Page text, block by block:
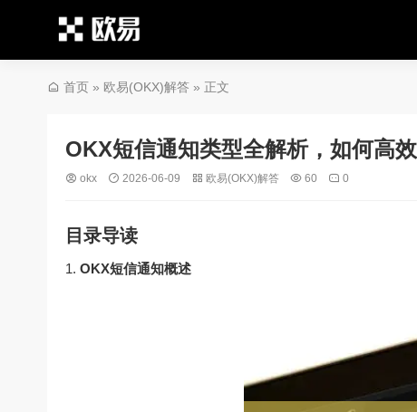
首页 » 欧易(OKX)解答 » 正文
OKX短信通知类型全解析，如何高
okx 2026-06-09 欧易(OKX)解答 60 0
目录导读
OKX短信通知概述